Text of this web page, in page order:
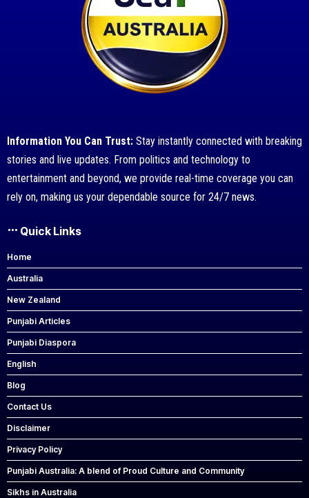
Information You Can Trust: Stay instantly connected with breaking
stories and live updates. From politics and technology to
entertainment and beyond, we provide real-time coverage you can
rely on, making us your dependable source for 24/7 news.
Quick Links
Home
Australia
New Zealand
Punjabi Articles
Punjabi Diaspora
English
Blog
Contact Us
Disclaimer
Privacy Policy
Punjabi Australia: A blend of Proud Culture and Community
Sikhs in Australia